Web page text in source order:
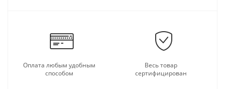
Оплата любым удобным
способом
Весь товар
сертифицирован